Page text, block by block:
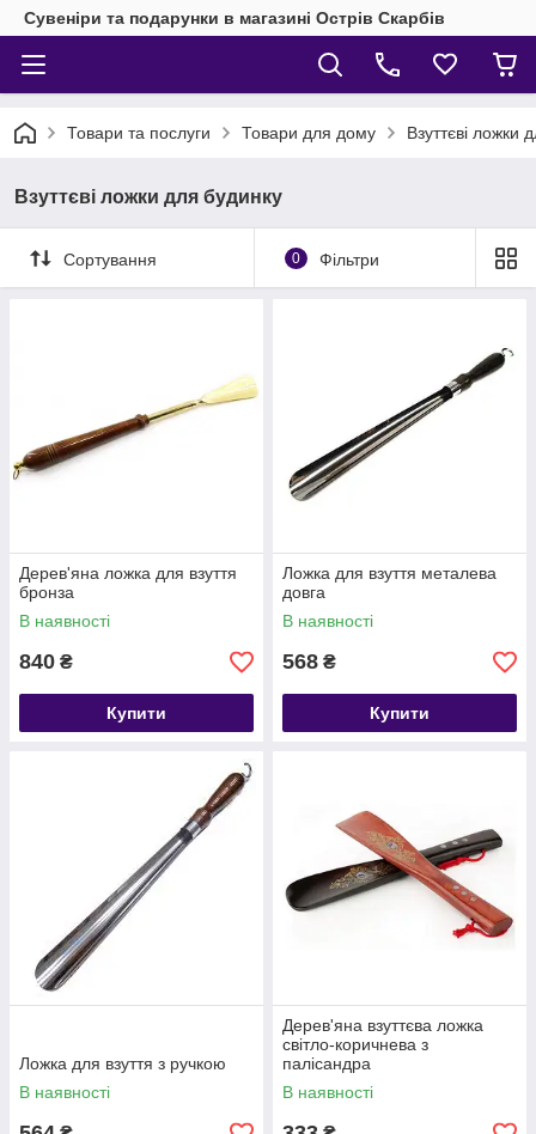
Сувеніри та подарунки в магазині Острів Скарбів
Товари та послуги Товари для дому Взуттєві ложки
Взуттєві ложки для будинку
Сортування 0 Фільтри
Дерев'яна ложка для взуття
бронза
В наявності
840 ₴
Купити
Ложка для взуття металева
довга
В наявності
568 ₴
Купити
Ложка для взуття з ручкою
В наявності
Дерев'яна взуттєва ложка
світло-коричнева з
палісандра
В наявності